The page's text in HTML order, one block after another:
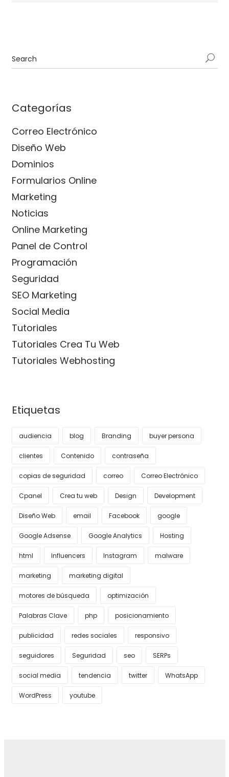
Categorías
Correo Electrónico
Diseño Web
Dominios
Formularios Online
Marketing
Noticias
Online Marketing
Panel de Control
Programación
Seguridad
SEO Marketing
Social Media
Tutoriales
Tutoriales Crea Tu Web
Tutoriales Webhosting
Etiquetas
audiencia blog Branding buyer persona
clientes Contenido contraseña
copias de seguridad correo Correo Electrónico
Cpanel Crea tu web Design Development
Diseño Web email Facebook google
Google Adsense Google Analytics Hosting
html Influencers Instagram malware
marketing marketing digital
motores de búsqueda optimización
Palabras Clave php posicionamiento
publicidad redes sociales responsivo
seguidores Seguridad seo SERPs
social media tendencia twitter WhatsApp
WordPress youtube